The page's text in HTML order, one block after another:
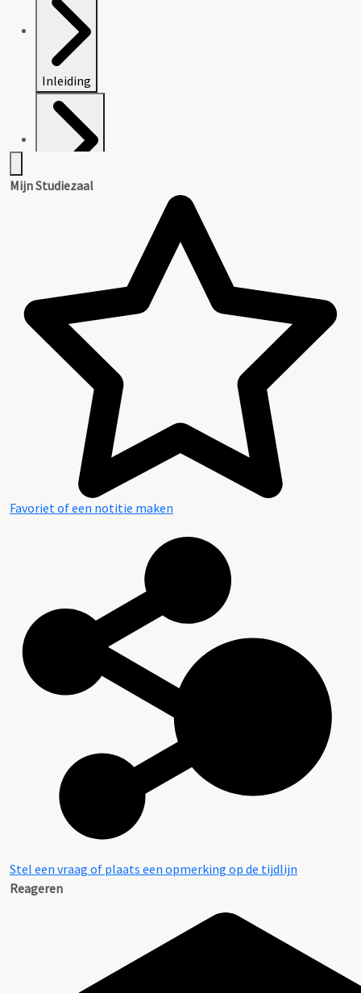
Inleiding
Inventaris
Mijn Studiezaal
Favoriet of een notitie maken
Stel een vraag of plaats een opmerking op de tijdlijn
Reageren